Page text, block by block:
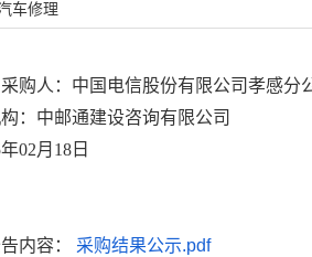
车修理
采购人：中国电信股份有限公司孝感分
：中邮通建设咨询有限公司
年02月 18 日
内容： 采购结果公示.pdf